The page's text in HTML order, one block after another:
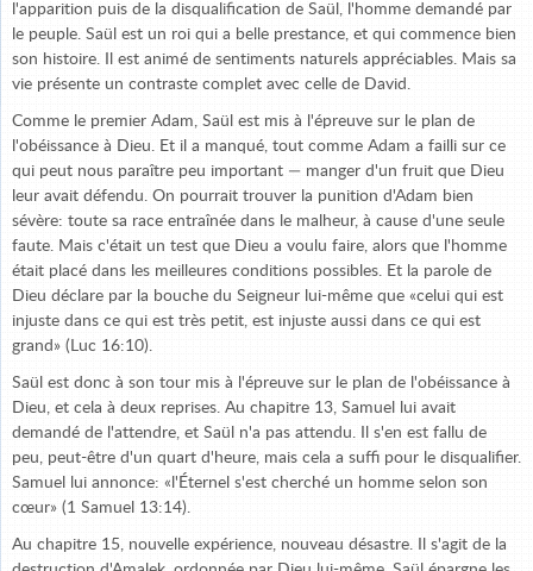
l'apparition puis de la disqualification de Saül, l'homme demandé par
le peuple. Saül est un roi qui a belle prestance, et qui commence bien
son histoire. Il est animé de sentiments naturels appréciables. Mais sa
vie présente un contraste complet avec celle de David.
Comme le premier Adam, Saül est mis à l'épreuve sur le plan de
l'obéissance à Dieu. Et il a manqué, tout comme Adam a failli sur ce
qui peut nous paraître peu important — manger d'un fruit que Dieu
leur avait défendu. On pourrait trouver la punition d'Adam bien
sévère: toute sa race entraînée dans le malheur, à cause d'une seule
faute. Mais c'était un test que Dieu a voulu faire, alors que l'homme
était placé dans les meilleures conditions possibles. Et la parole de
Dieu déclare par la bouche du Seigneur lui-même que «celui qui est
injuste dans ce qui est très petit, est injuste aussi dans ce qui est
grand» (Luc 16:10).
Saül est donc à son tour mis à l'épreuve sur le plan de l'obéissance à
Dieu, et cela à deux reprises. Au chapitre 13, Samuel lui avait
demandé de l'attendre, et Saül n'a pas attendu. Il s'en est fallu de
peu, peut-être d'un quart d'heure, mais cela a suffi pour le disqualifier.
Samuel lui annonce: «l'Éternel s'est cherché un homme selon son
cœur» (1 Samuel 13:14).
Au chapitre 15, nouvelle expérience, nouveau désastre. Il s'agit de la